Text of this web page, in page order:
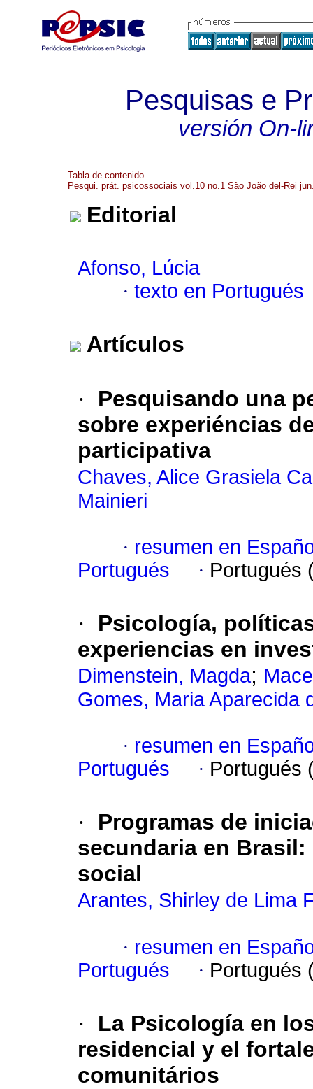
Pesquisas e
versión On-
Tabla de contenido
Pesqui. prát. psicossociais vol.10 no.1 São João del-Rei
Editorial
Afonso, Lúcia
· texto en Portugués
Artículos
·
Pesquisando una
sobre experiéncias
participativa
Chaves, Alice Grasiela
Mainieri
· resumen en
Portugués
· Portugués
·
Psicología,
experiencias en
Dimenstein, Magda;
Gomes, Maria Aparecida
· resumen en
Portugués
· Portugués
·
Programas de
secundaria en Brasil:
social
Arantes, Shirley de Lima
· resumen en
Portugués
· Portugués
·
La Psicología en
residencial y el
comunitários